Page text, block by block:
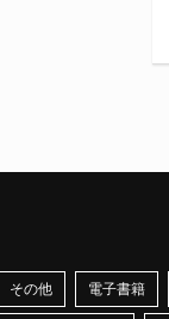
その他 電子書籍